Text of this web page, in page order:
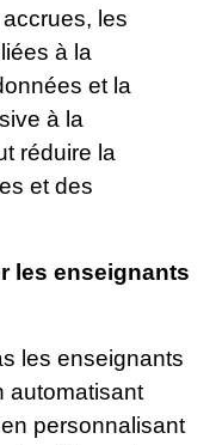
les
à la
et la
à la
réduire la
et des
les enseignants
les enseignants
automatisant
personnalisant